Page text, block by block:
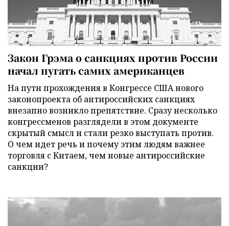
Закон Грэма о санкциях против России
начал пугать самих американцев
На пути прохождения в Конгрессе США нового
законопроекта об антироссийских санкциях
внезапно возникло препятствие. Сразу несколько
конгрессменов разглядели в этом документе
скрытый смысл и стали резко выступать против.
О чем идет речь и почему этим людям важнее
торговля с Китаем, чем новые антироссийские
санкции?